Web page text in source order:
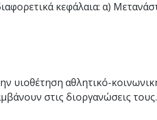
κεφάλαια: α)
υιοθέτηση αθλητικό-
στις διοργανώσεις τους.